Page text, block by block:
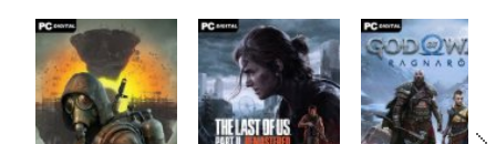
Регистрация Вход